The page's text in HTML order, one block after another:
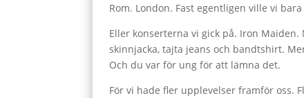
Rom. London. Fast egentligen ville vi
Eller konserterna vi gick på. Iron
skinnjacka, tajta jeans och bandtshirt.
Och du var för ung för att lämna det.
För vi hade fler upplevelser framför oss.